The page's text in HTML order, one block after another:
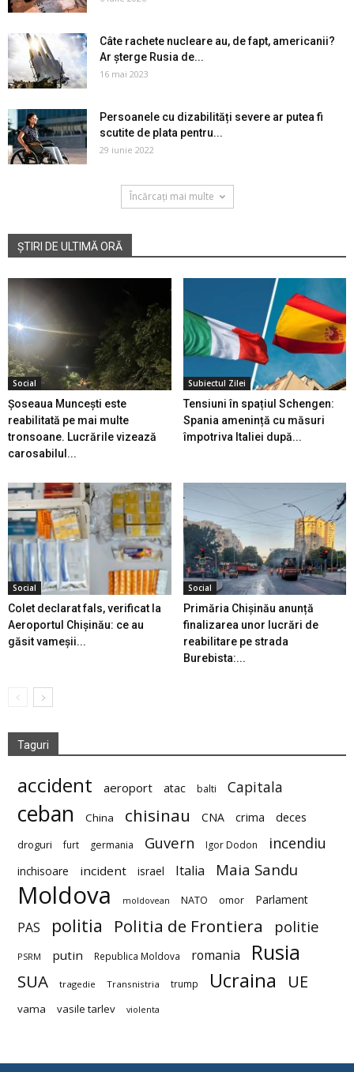
Câte rachete nucleare au, de fapt, americanii?
Ar șterge Rusia de...
16 mai 2023
Persoanele cu dizabilități severe ar putea fi
scutite de plata pentru...
29 iunie 2022
Încărcați mai multe
ȘTIRI DE ULTIMĂ ORĂ
Social
Șoseaua Muncești este
reabilitată pe mai multe
tronsoane. Lucrările vizează
carosabilul...
Subiectul Zilei
Tensiuni în spațiul Schengen:
Spania amenință cu măsuri
împotriva Italiei după...
Social
Colet declarat fals, verificat la
Aeroportul Chișinău: ce au
găsit vameșii...
Social
Primăria Chișinău anunță
finalizarea unor lucrări de
reabilitare pe strada
Burebista:...
Taguri
accident aeroport atac balti Capitala
ceban China chisinau CNA crima deces
droguri furt germania Guvern Igor Dodon incendiu
inchisoare incident israel Italia Maia Sandu
Moldova moldovean NATO omor Parlament
PAS politia Politia de Frontiera politie
PSRM putin Republica Moldova romania Rusia
SUA tragedie Transnistria trump Ucraina UE
vama vasile tarlev violenta